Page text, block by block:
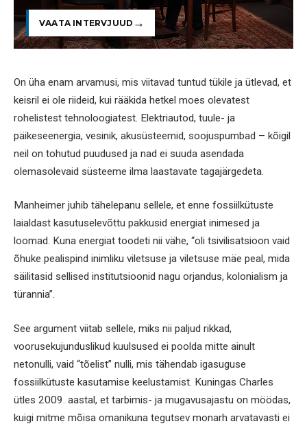
VAATA INTERVJUUD
On üha enam arvamusi, mis viitavad tuntud tükile ja ütlevad, et
keisril ei ole riideid, kui rääkida hetkel moes olevatest
rohelistest tehnoloogiatest. Elektriautod, tuule- ja
päikeseenergia, vesinik, akusüsteemid, soojuspumbad – kõigil
neil on tohutud puudused ja nad ei suuda asendada
olemasolevaid süsteeme ilma laastavate tagajärgedeta.
Manheimer juhib tähelepanu sellele, et enne fossiilkütuste
laialdast kasutuselevõttu pakkusid energiat inimesed ja
loomad. Kuna energiat toodeti nii vähe, “oli tsivilisatsioon vaid
õhuke pealispind inimliku viletsuse ja viletsuse mäe peal, mida
säilitasid sellised institutsioonid nagu orjandus, kolonialism ja
türannia”.
See argument viitab sellele, miks nii paljud rikkad,
voorusekujunduslikud kuulsused ei poolda mitte ainult
netonulli, vaid “tõelist” nulli, mis tähendab igasuguse
fossiilkütuste kasutamise keelustamist. Kuningas Charles
ütles 2009. aastal, et tarbimis- ja mugavusajastu on möödas,
kuigi mitme mõisa omanikuna tegutsev monarh arvatavasti ei